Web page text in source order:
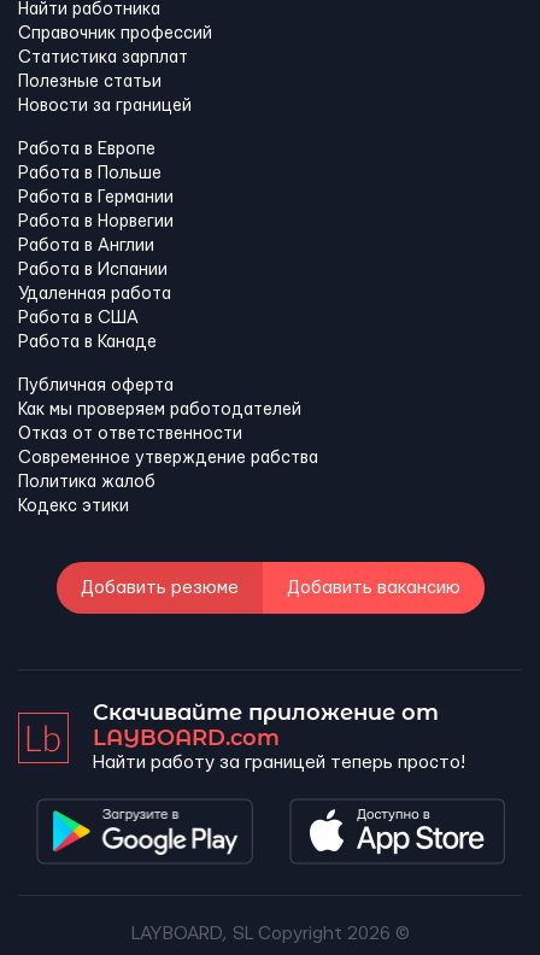
Найти работника
Справочник профессий
Статистика зарплат
Полезные статьи
Новости за границей
Работа в Европе
Работа в Польше
Работа в Германии
Работа в Норвегии
Работа в Англии
Работа в Испании
Удаленная работа
Работа в США
Работа в Канадe
Публичная оферта
Как мы проверяем работодателей
Отказ от ответственности
Современное утверждение рабства
Политика жалоб
Кодекс этики
Добавить резюме Добавить вакансию
Скачивайте приложение от
LAYBOARD.com
Найти работу за границей теперь просто!
LAYBOARD, SL Copyright 2026 ©